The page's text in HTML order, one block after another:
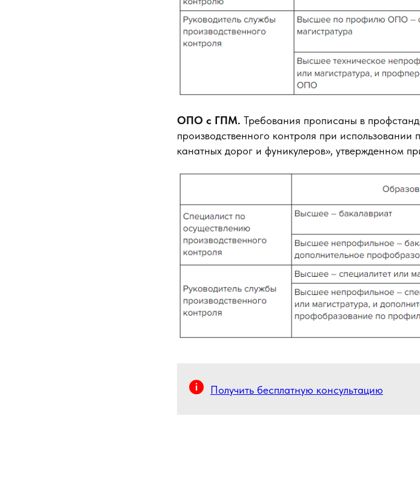
ОПО с ГПМ. Требования прописаны в
производственного контроля при
канатных дорог и фуникулеров», утвержденном
Получить бесплатную консультацию